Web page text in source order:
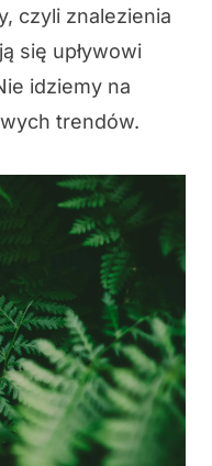
czyli znalezienia
się upływowi
idziemy na
trendów.